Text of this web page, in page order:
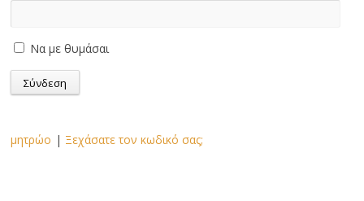
Να με θυμάσαι
μητρώο | Ξεχάσατε τον κωδικό σας;